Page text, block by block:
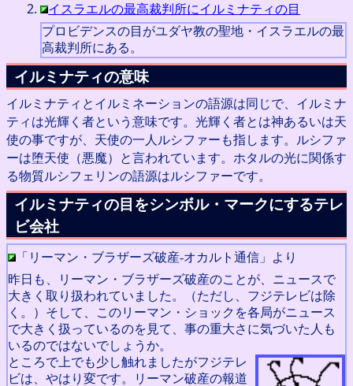
イスラエルの最高裁判所にイルミナティの目
プロビデンスの目がユダヤ教の聖地・イスラエルの最
高裁判所にある。
イルミナティの意味
イルミナティとイルミネーションの語源は同じで、イルミナ
ティは光輝く者という意味です。光輝く者とは神あるいは天
使の事ですが、天使の一人ルシファーも指します。ルシファ
ーは堕天使（悪魔）と言われています。ホタルの光に関係す
る物質ルシフェリンの語源はルシファーです。
イルミナティの目をシンボル・マークにするテレ
ビ会社
「リーマン・ブラザーズ破産-オカルト通信」より
昨日も、リーマン・ブラザーズ破産のことが、ニュースで
大きく取り扱われていました。（ただし、フジテレビは除
く。）そして、このリーマン・ショックを各局がニュース
で大きく扱っているのを見て、事の重大さに気づいた人も
いるのではないでしょうか。
ところで上でも少し触れましたがフジテレ
ビは、やはり変です。リーマン破産の報道